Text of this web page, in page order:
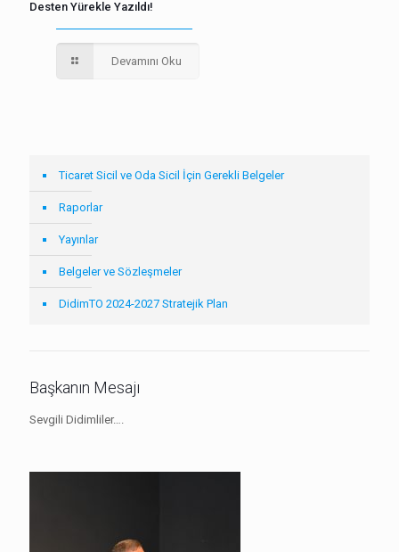
Desten Yürekle Yazıldı!
Devamını Oku
Ticaret Sicil ve Oda Sicil İçin Gerekli Belgeler
Raporlar
Yayınlar
Belgeler ve Sözleşmeler
DidimTO 2024-2027 Stratejik Plan
Başkanın Mesajı
Sevgili Didimliler….